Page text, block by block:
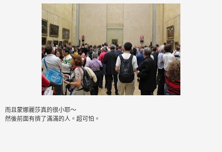
而且蒙娜麗莎真的很小耶～
然後前面有擠了滿滿的人。超可怕。